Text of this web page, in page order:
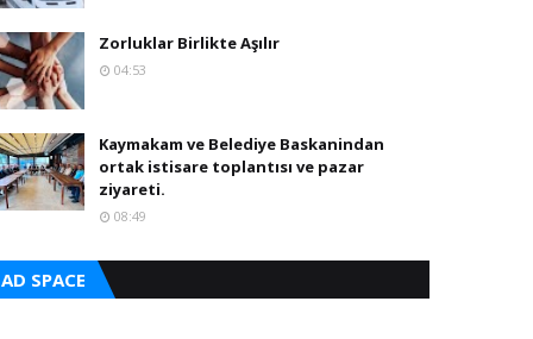
Zorluklar Birlikte Aşılır
04:53
Kaymakam ve Belediye Baskanindan
ortak istisare toplantısı ve pazar
ziyareti.
08:49
AD SPACE